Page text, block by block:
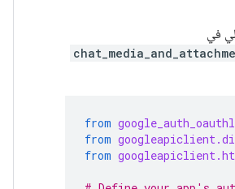
في
from
from
from